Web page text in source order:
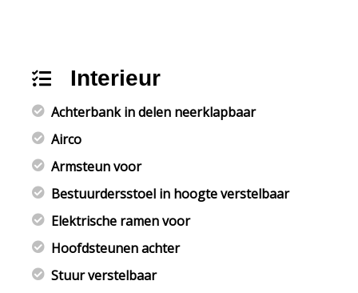
Interieur
Achterbank in delen neerklapbaar
Airco
Armsteun voor
Bestuurdersstoel in hoogte verstelbaar
Elektrische ramen voor
Hoofdsteunen achter
Stuur verstelbaar